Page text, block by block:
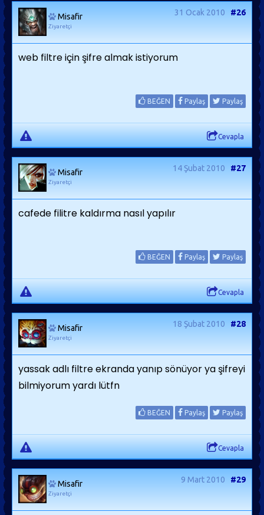
Misafir
Ziyaretçi
31 Ocak 2010 #26
web filtre için şifre almak istiyorum
BEĞEN Paylaş Paylaş
Cevapla
Misafir
Ziyaretçi
14 Şubat 2010 #27
cafede filitre kaldırma nasıl yapılır
BEĞEN Paylaş Paylaş
Cevapla
Misafir
Ziyaretçi
18 Şubat 2010 #28
yassak adlı filtre ekranda yanıp sönüyor ya şifreyi
bilmiyorum yardı lütfn
BEĞEN Paylaş Paylaş
Cevapla
Misafir
Ziyaretçi
9 Mart 2010 #29